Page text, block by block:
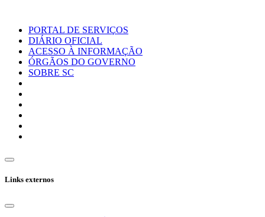
PORTAL DE SERVIÇOS
DIÁRIO OFICIAL
ACESSO À INFORMAÇÃO
ÓRGÃOS DO GOVERNO
SOBRE SC
Links externos